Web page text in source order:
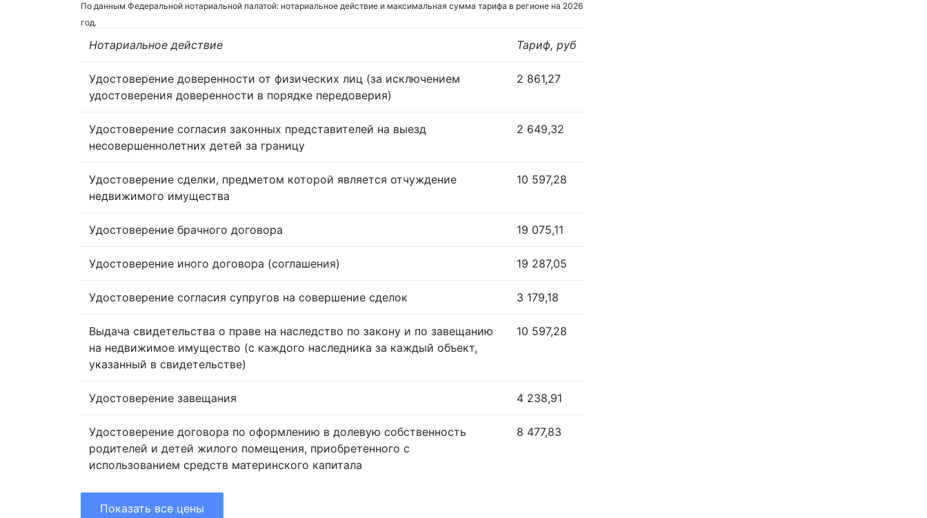
По данным Федеральной нотариальной палатой: нотариальное действие и максимальная сумма тарифа в регионе на 2026
год.
Нотариальное действие Тариф, руб
Удостоверение доверенности от физических лиц (за исключением
удостоверения доверенности в порядке передоверия)
2 861,27
Удостоверение согласия законных представителей на выезд
несовершеннолетних детей за границу
2 649,32
Удостоверение сделки, предметом которой является отчуждение
недвижимого имущества
10 597,28
Удостоверение брачного договора 19 075,11
Удостоверение иного договора (соглашения) 19 287,05
Удостоверение согласия супругов на совершение сделок 3 179,18
Выдача свидетельства о праве на наследство по закону и по завещанию
на недвижимое имущество (с каждого наследника за каждый объект,
указанный в свидетельстве)
10 597,28
Удостоверение завещания 4 238,91
Удостоверение договора по оформлению в долевую собственность
родителей и детей жилого помещения, приобретенного с
использованием средств материнского капитала
8 477,83
Показать все цены